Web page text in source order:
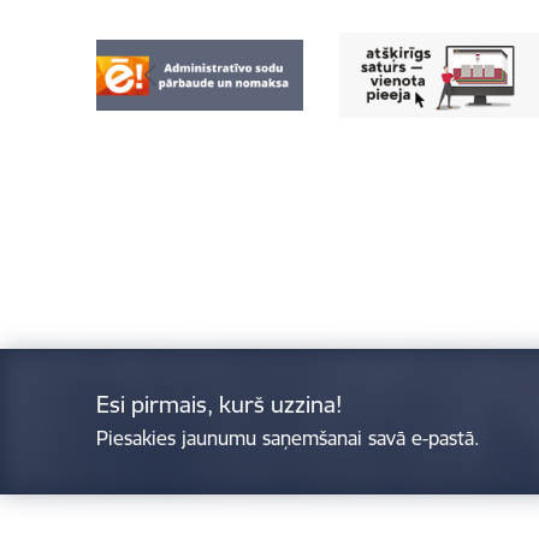
Esi pirmais, kurš uzzina!
Piesakies jaunumu saņemšanai savā e-pastā.